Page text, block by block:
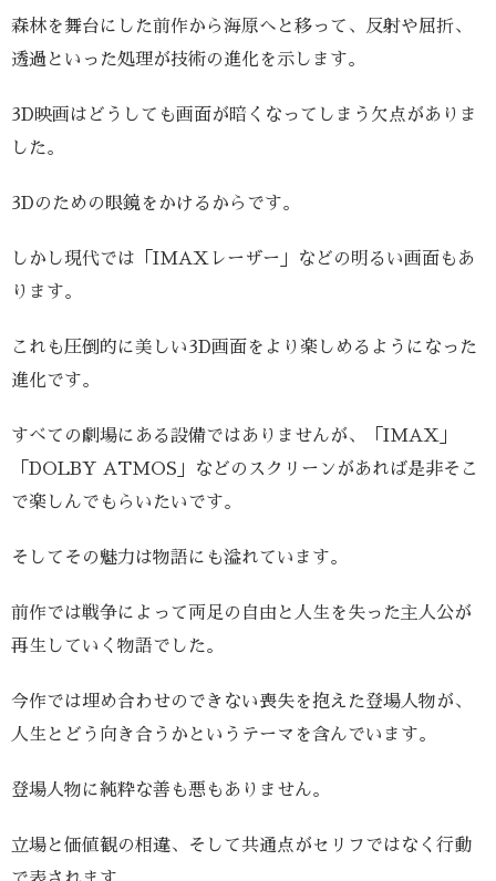
森林を舞台にした前作から海原へと移って、反射や屈折、
透過といった処理が技術の進化を示します。
3D映画はどうしても画面が暗くなってしまう欠点がありま
した。
3Dのための眼鏡をかけるからです。
しかし現代では「IMAXレーザー」などの明るい画面もあ
ります。
これも圧倒的に美しい3D画面をより楽しめるようになった
進化です。
すべての劇場にある設備ではありませんが、「IMAX」
「DOLBY ATMOS」などのスクリーンがあれば是非そこ
で楽しんでもらいたいです。
そしてその魅力は物語にも溢れています。
前作では戦争によって両足の自由と人生を失った主人公が
再生していく物語でした。
今作では埋め合わせのできない喪失を抱えた登場人物が、
人生とどう向き合うかというテーマを含んでいます。
登場人物に純粋な善も悪もありません。
立場と価値観の相違、そして共通点がセリフではなく行動